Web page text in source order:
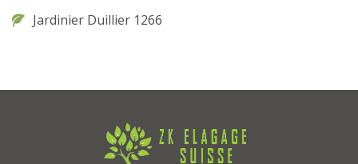
Jardinier Duillier 1266